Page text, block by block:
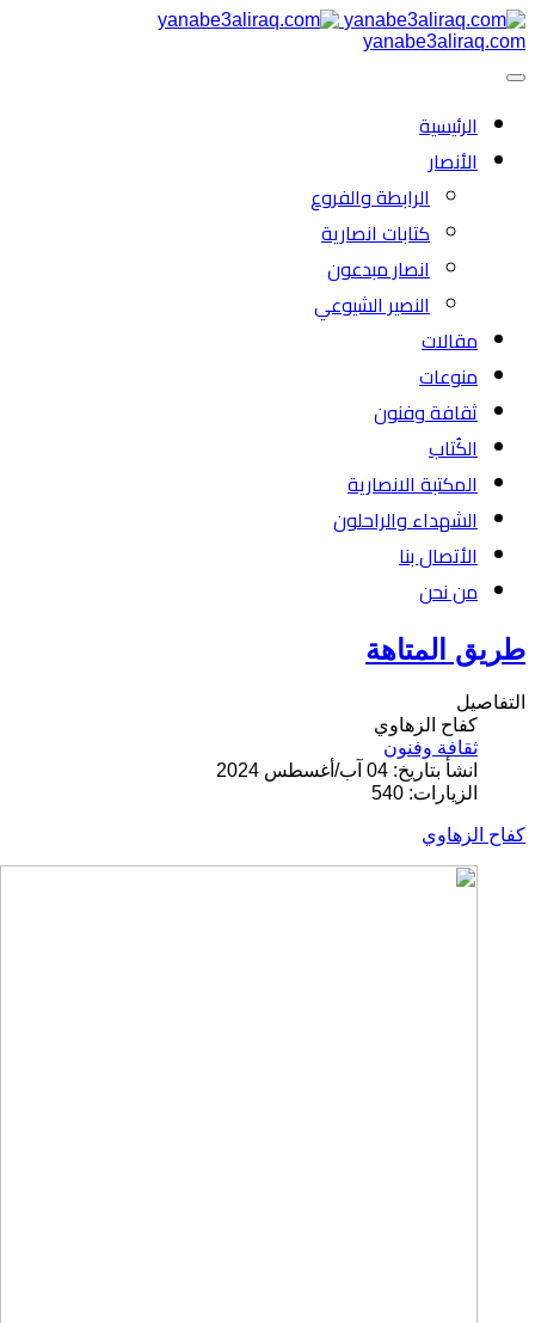
yanabe3aliraq.com
الرئیسية
الأنصار
الرابطة والفروع
كتابات انصارية
انصار مبدعون
النصیر الشیوعي
مقالات
منوعات
ثقافة وفنون
الكُتاب
المكتبة الانصارية
الشهداء والراحلون
الأتصال بنا
من نحن
طريق المتاهة
التفاصيل
كفاح الزهاوي
ثقافة وفنون
انشأ بتاريخ: 04 آب/أغسطس 2024
الزيارات: 540
كفاح الزهاوي